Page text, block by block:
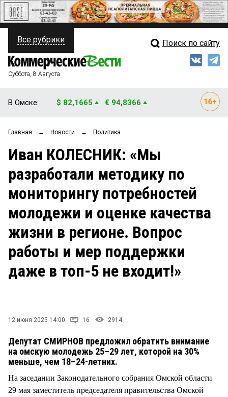
ПОЛИТИКА
ФИНАНСЫ
ОБЩЕСТВО
ЗАКОН
НОВОСТИ КОМПАНИЙ
СТИЛЬ ЖИЗНИ
Свежий выпуск
Рейтинги
Блоги
Архив
Все рубрики Поиск по сайту
Суббота, 8 Августа
В Омске: $ 82,1665 € 94,8366
Главная → Новости → Политика
Иван КОЛЕСНИК: «Мы
разработали методику по
мониторингу потребностей
молодежи и оценке качества
жизни в регионе. Вопрос
работы и мер поддержки
даже в топ-5 не входит!»
12 июня 2025 14:00 16 2914
Депутат СМИРНОВ предложил обратить внимание
на омскую молодежь 25–29 лет, которой на 30%
меньше, чем 18–24-летних.
На заседании Законодательного собрания Омской области
29 мая заместитель председателя правительства Омской